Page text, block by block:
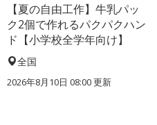
【夏の自由工作】牛乳パッ
ク2個で作れるパクパクハン
ド【小学校全学年向け】
全国
2026年8月10日 08:00更新